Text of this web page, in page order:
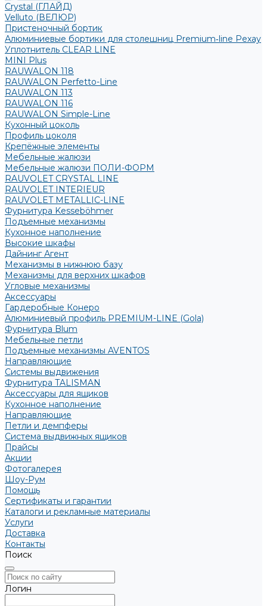
Crystal (ГЛАЙД)
Velluto (ВЕЛЮР)
Пристеночный бортик
Алюминиевые бортики для столешниц Premium‑line Рехау
Уплотнитель CLEAR LINE
MINI Plus
RAUWALON 118
RAUWALON Perfetto-Line
RAUWALON 113
RAUWALON 116
RAUWALON Simple-Line
Кухонный цоколь
Профиль цоколя
Крепёжные элементы
Мебельные жалюзи
Мебельные жалюзи ПОЛИ-ФОРМ
RAUVOLET CRYSTAL LINE
RAUVOLET INTERIEUR
RAUVOLET METALLIC-LINE
Фурнитура Kesseböhmer
Подъемные механизмы
Кухонное наполнение
Высокие шкафы
Дайнинг Агент
Механизмы в нижнюю базу
Механизмы для верхних шкафов
Угловые механизмы
Аксессуары
Гардеробные Конеро
Алюминиевый профиль PREMIUM-LINE (Gola)
Фурнитура Blum
Мебельные петли
Подъемные механизмы AVENTOS
Направляющие
Системы выдвижения
Фурнитура TALISMAN
Аксессуары для ящиков
Кухонное наполнение
Направляющие
Петли и демпферы
Система выдвижных ящиков
Прайсы
Акции
Фотогалерея
Шоу-Рум
Помощь
Сертификаты и гарантии
Каталоги и рекламные материалы
Услуги
Доставка
Контакты
Поиск
Логин